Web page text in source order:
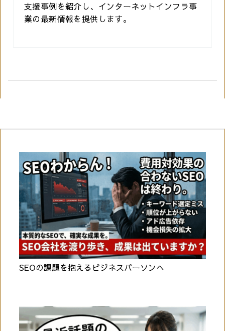
SEOの課題を抱えるビジネスパーソンへ
支援事例を紹介し、インターネットインフラ事
業の最新情報を提供します。